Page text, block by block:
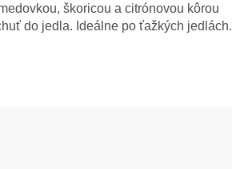
škoricou a citrónovou kôrou
do jedla. Ideálne po ťažkých jedlách.